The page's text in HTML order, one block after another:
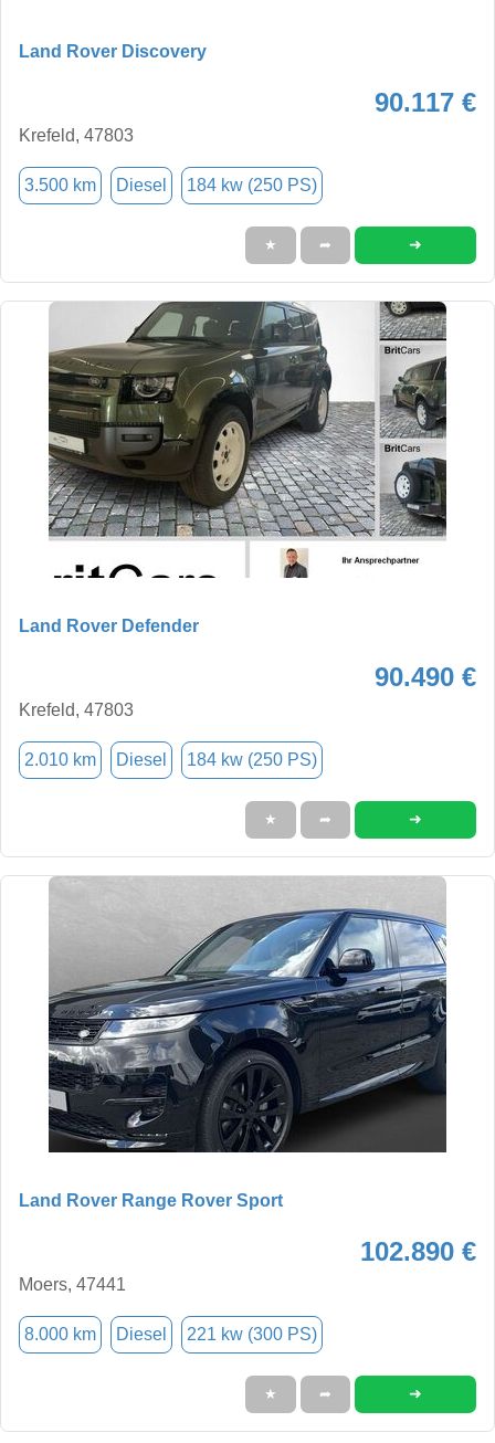
Land Rover Discovery
90.117 €
Krefeld, 47803
3.500 km Diesel 184 kw (250 PS)
★ ➦ ➜
Land Rover Defender
90.490 €
Krefeld, 47803
2.010 km Diesel 184 kw (250 PS)
★ ➦ ➜
Land Rover Range Rover Sport
102.890 €
Moers, 47441
8.000 km Diesel 221 kw (300 PS)
★ ➦ ➜